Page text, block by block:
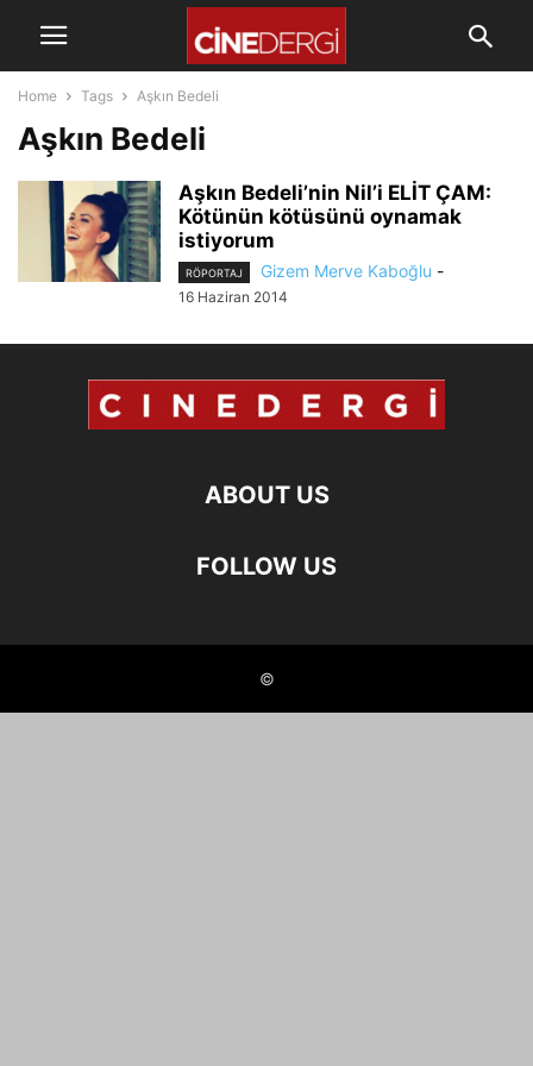
Home Tags Aşkın Bedeli
Aşkın Bedeli
Aşkın Bedeli’nin Nil’i ELİT ÇAM:
Kötünün kötüsünü oynamak
istiyorum
RÖPORTAJ Gizem Merve Kaboğlu -
16 Haziran 2014
ABOUT US
FOLLOW US
©